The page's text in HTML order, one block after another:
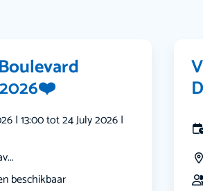
| 13:00 tot 24 July 2026 |
beschikbaar